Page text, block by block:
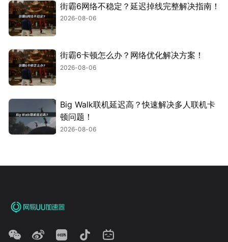
街霸6网络不稳定？延迟掉线完整解决指南！
2026-08-06
街霸6卡顿怎么办？网络优化解决方案！
2026-08-06
Big Walk联机延迟高？快速解决多人联机卡
顿问题！
2026-08-06